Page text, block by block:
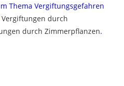
Thema Vergiftungsgefahren
Vergiftungen durch
durch Zimmerpflanzen.